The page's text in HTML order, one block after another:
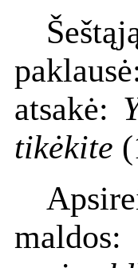
atsakė:
tikėkite
maldos: